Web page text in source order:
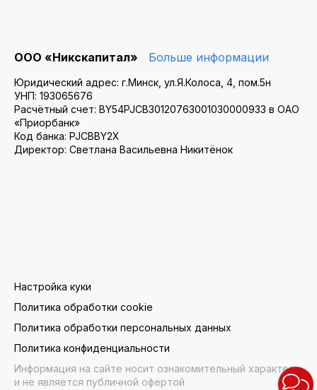
ООО «Никскапитал» Больше информации
Юридический адрес: г.Минск, ул.Я.Колоса, 4, пом.5н
УНП: 193065676
Расчётный счет: BY54PJCB30120763001030000933 в ОАО
«Приорбанк»
Код банка: PJCBBY2X
Директор: Светлана Васильевна Никитёнок
Настройка куки
Политика обработки cookie
Политика обработки персональных данных
Политика конфиденциальности
Информация на сайте носит ознакомительный характер
и не является публичной офертой